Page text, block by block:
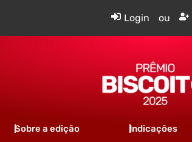
Login ou
Sobre a edição Indicações